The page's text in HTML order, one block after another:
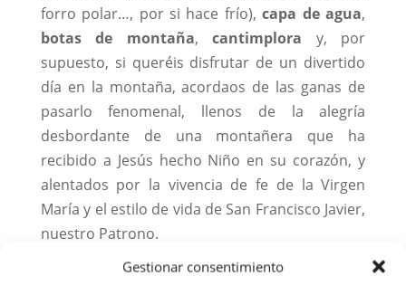
Gestionar consentimiento
forro polar…, por si hace frío),capa de agua,
botas de montaña,cantimplora y, por
supuesto, si queréis disfrutar de un divertido
día en la montaña, acordaos de las ganas de
pasarlo fenomenal, llenos de la alegría
desbordante de una montañera que ha
recibido a Jesús hecho Niño en su corazón, y
alentados por la vivencia de fe de la Virgen
María y el estilo de vida de San Francisco Javier,
nuestro Patrono.
Para aprovechar bien el día, tendremos que